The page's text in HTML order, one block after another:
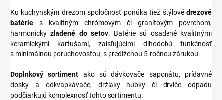
Ku kuchynským drezom spoločnosť ponúka tiež štýlové drezové
batérie s kvalitným chrómovým či granitovým povrchom,
harmonickyzladené do setov. Batérie sú osadené kvalitnými
keramickými kartušami, zaisťujúcimi dlhodobú funkčnosť
s minimálnou poruchovosťou, s predĺženou 5-ročnou zárukou.
Doplnkový sortiment ako sú dávkovače saponátu, prídavné
dosky a odkvapkávače, držiaky hubky či drviče odpadu
podčiarkujú komplexnosť tohto sortimentu.